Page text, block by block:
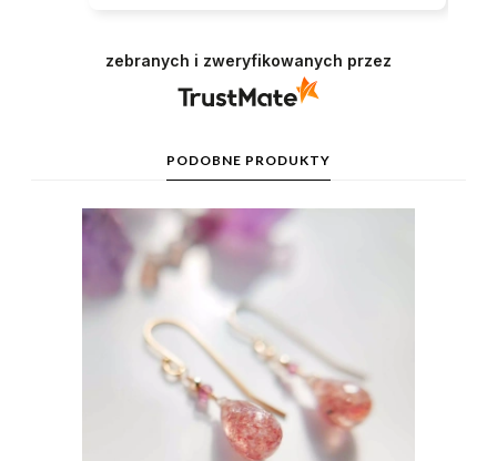
zebranych i zweryfikowanych przez
PODOBNE PRODUKTY